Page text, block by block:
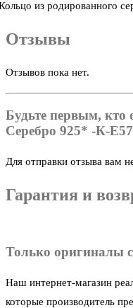
из родированного
Отзывы
Отзывов пока нет.
Будьте первым, кто
Серебро 925* -К-
Для отправки отзыва вам
Гарантия и
Только оригиналы
Наш интернет-магазин
которые производитель